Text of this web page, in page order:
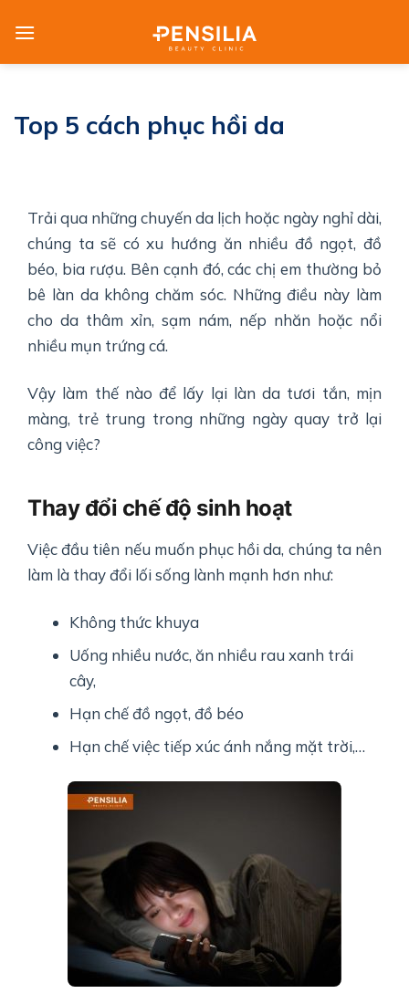
Top 5 cách phục hồi da
Trải qua những chuyến da lịch hoặc ngày nghỉ dài,
chúng ta sẽ có xu hướng ăn nhiều đồ ngọt, đồ
béo, bia rượu. Bên cạnh đó, các chị em thường bỏ
bê làn da không chăm sóc. Những điều này làm
cho da thâm xỉn, sạm nám, nếp nhăn hoặc nổi
nhiều mụn trứng cá.
Vậy làm thế nào để lấy lại làn da tươi tắn, mịn
màng, trẻ trung trong những ngày quay trở lại
công việc?
Thay đổi chế độ sinh hoạt
Việc đầu tiên nếu muốn phục hồi da, chúng ta nên
làm là thay đổi lối sống lành mạnh hơn như:
Không thức khuya
Uống nhiều nước, ăn nhiều rau xanh trái
cây,
Hạn chế đồ ngọt, đồ béo
Hạn chế việc tiếp xúc ánh nắng mặt trời,…